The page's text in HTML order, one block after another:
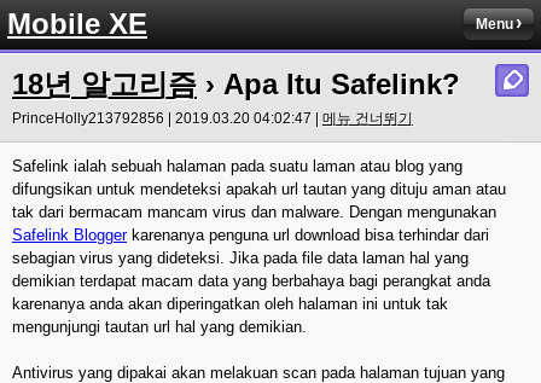
Mobile XE Menu
18년 알고리즘 › Apa Itu Safelink?
PrinceHolly213792856 | 2019.03.20 04:02:47 | 메뉴 건너뛰기
Safelink ialah sebuah halaman pada suatu laman atau blog yang
difungsikan untuk mendeteksi apakah url tautan yang dituju aman atau
tak dari bermacam mancam virus dan malware. Dengan mengunakan
Safelink Bloggerkarenanya penguna url download bisa terhindar dari
sebagian virus yang dideteksi. Jika pada file data laman hal yang
demikian terdapat macam data yang berbahaya bagi perangkat anda
karenanya anda akan diperingatkan oleh halaman ini untuk tak
mengunjungi tautan url hal yang demikian.
Antivirus yang dipakai akan melakuan scan pada halaman tujuan yang